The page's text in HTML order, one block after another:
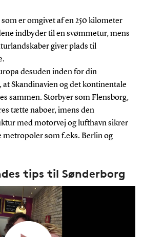
er omgivet af en 250 kilometer
indbyder til en svømmetur, mens
giver plads til
desuden inden for din
Skandinavien og det kontinentale
sammen. Storbyer som Flensborg,
tætte naboer, imens den
med motorvej og lufthavn sikrer
metropoler som f.eks. Berlin og
tips til Sønderborg